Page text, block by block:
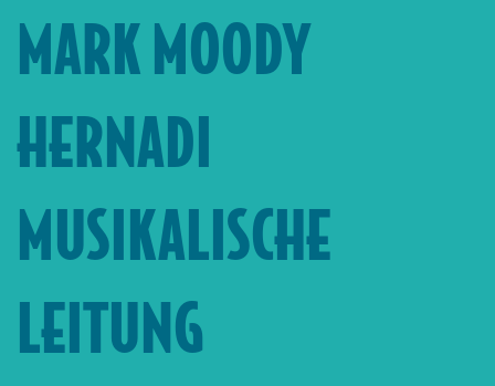
MARK MOODY
HERNADI
MUSIKALISCHE
LEITUNG